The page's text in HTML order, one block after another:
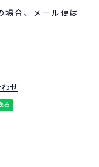
場合、メール便は
せ